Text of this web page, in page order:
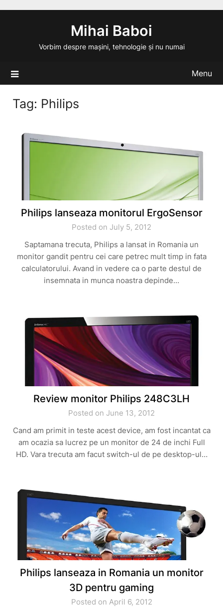
Mihai Baboi
Vorbim despre mașini, tehnologie și nu numai
Menu
Tag: Philips
Philips lanseaza monitorul ErgoSensor
Posted on July 5, 2012
Saptamana trecuta, Philips a lansat in Romania un
monitor gandit pentru cei care petrec mult timp in fata
calculatorului. Avand in vedere ca o parte destul de
insemnata in munca noastra depinde…
Review monitor Philips 248C3LH
Posted on June 13, 2012
Cand am primit in teste acest device, am fost incantat ca
am ocazia sa lucrez pe un monitor de 24 de inchi Full
HD. Vara trecuta am facut switch-ul de pe desktop-ul…
Philips lanseaza in Romania un monitor
3D pentru gaming
Posted on April 6, 2012